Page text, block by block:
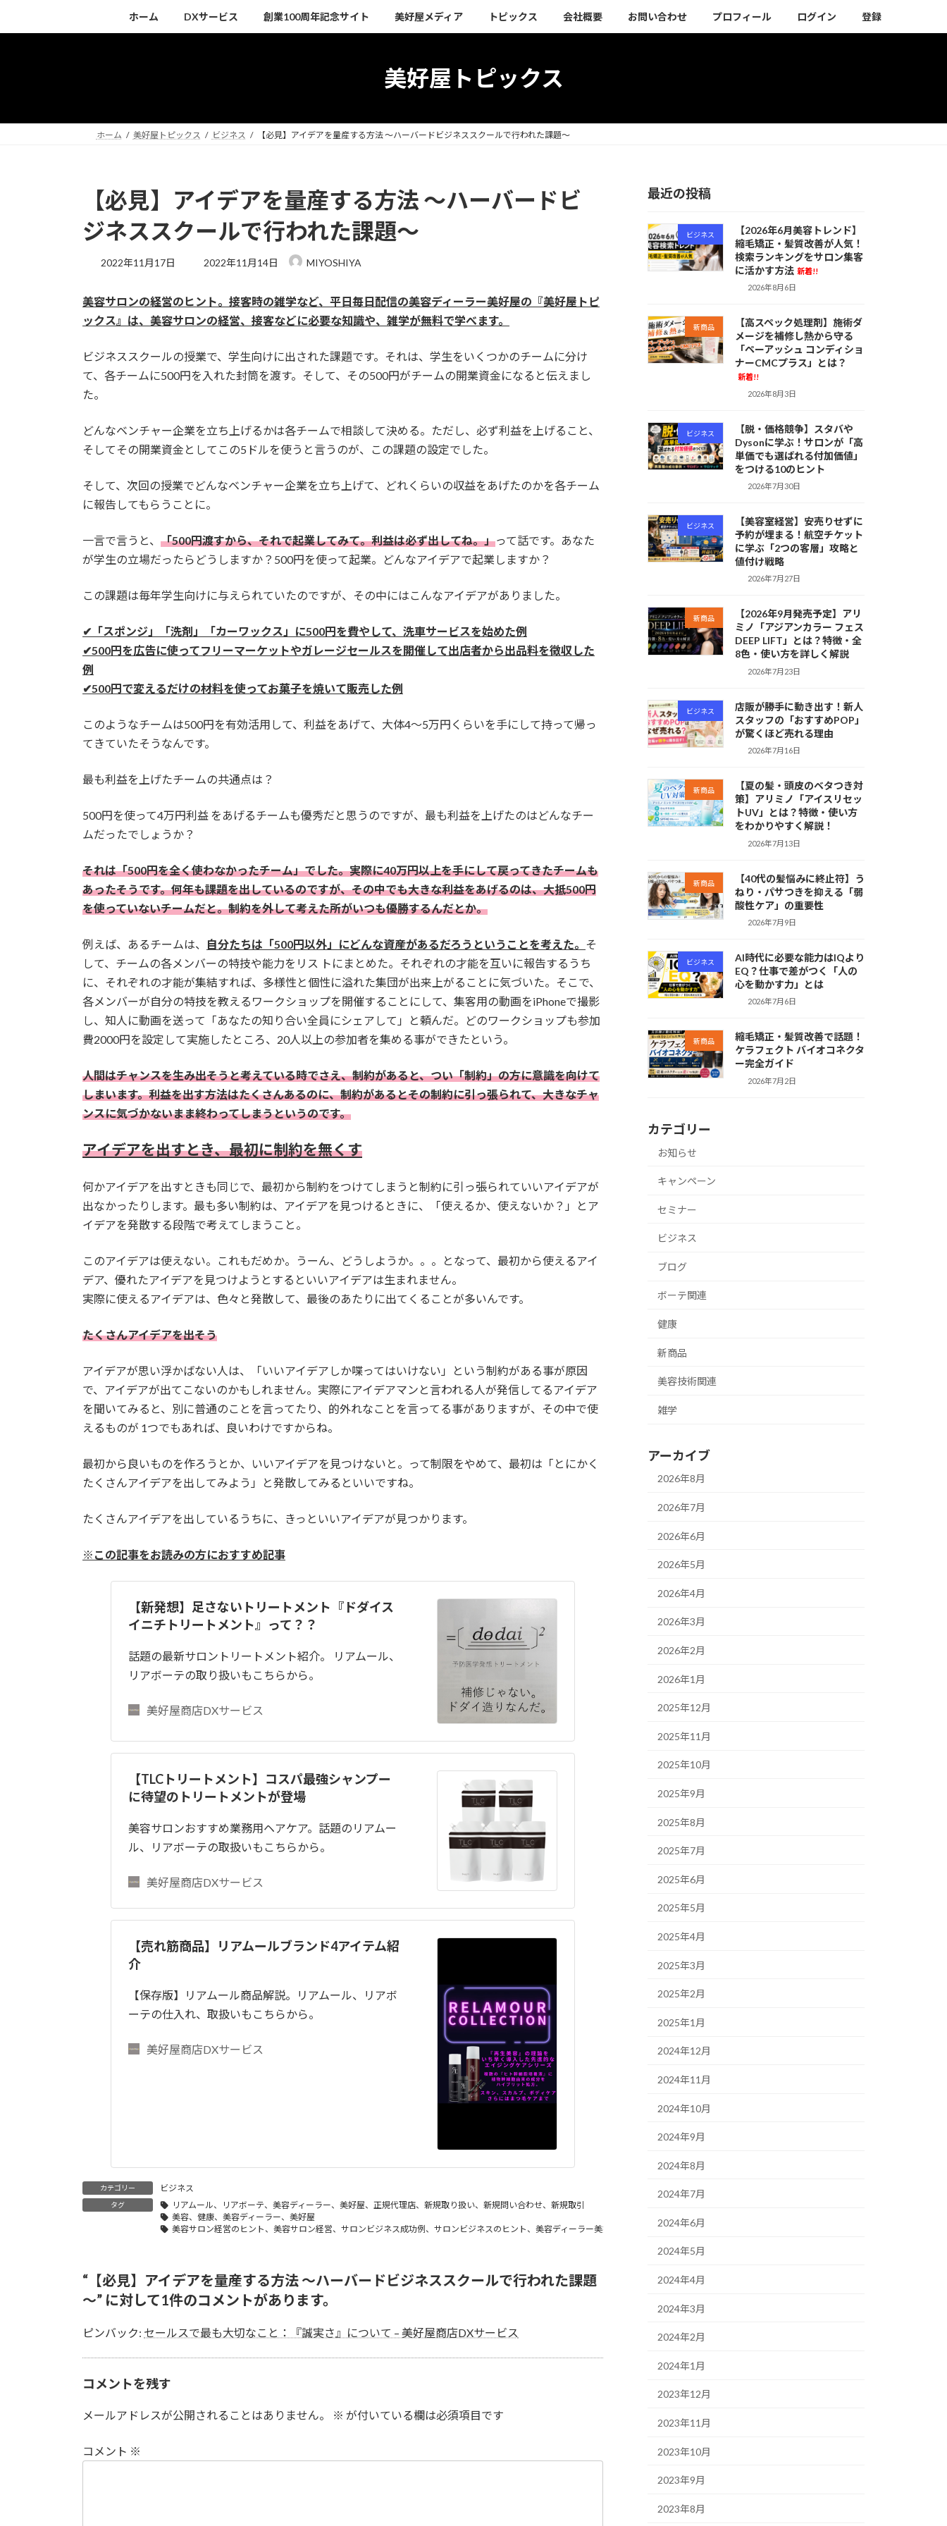
キ
に
ホーム DXサービス 創業100周年記念サイト 美好屋メディア トピックス 会社概要 お問い合わせ プロフィール ログイン 登録
美好屋トピックス
ホーム 美好屋トピックス ビジネス 【必見】アイデアを量産する方法 ～ハーバードビジネススクールで行われた課題～
【必見】アイデアを量産する方法 ～ハーバードビ
ジネススクールで行われた課題～
2022年11月17日
最
新
日
時
2022年11月14日 MIYOSHIYA
美容サロンの経営のヒント。接客時の雑学など、平日毎日配信の美容ディーラー美好屋の『美好屋トピ
ックス』は、美容サロンの経営、接客などに必要な知識や、雑学が無料で学べます。
ビジネススクールの授業で、学生向けに出された課題です。それは、学生をいくつかのチームに分け
て、各チームに500円を入れた封筒を渡す。そして、その500円がチームの開業資金になると伝えまし
た。
どんなベンチャー企業を立ち上げるかは各チームで相談して決める。ただし、必ず利益を上げること、
そしてその開業資金としてこの5ドルを使うと言うのが、この課題の設定でした。
そして、次回の授業でどんなベンチャー企業を立ち上げて、どれくらいの収益をあげたのかを各チーム
に報告してもらうことに。
一言で言うと、 「500円渡すから、それで起業してみて。利益は必ず出してね。」って話です。あなた
が学生の立場だったらどうしますか？500円を使って起業。どんなアイデアで起業しますか？
この課題は毎年学生向けに与えられていたのですが、その中にはこんなアイデアがありました。
✔「スポンジ」「洗剤」「カーワックス」に500円を費やして、洗車サービスを始めた例
✔500円を広告に使ってフリーマーケットやガレージセールスを開催して出店者から出品料を徴収した
例
✔500円で変えるだけの材料を使ってお菓子を焼いて販売した例
このようなチームは500円を有効活用して、利益をあげて、大体4〜5万円くらいを手にして持って帰っ
てきていたそうなんです。
最も利益を上げたチームの共通点は？
500円を使って4万円利益 をあげるチームも優秀だと思うのですが、最も利益を上げたのはどんなチー
ムだったでしょうか？
それは「500円を全く使わなかったチーム」でした。実際に40万円以上を手にして戻ってきたチームも
あったそうです。何年も課題を出しているのですが、その中でも大きな利益をあげるのは、大抵500円
を使っていないチームだと。制約を外して考えた所がいつも優勝するんだとか。
例えば、あるチームは、 自分たちは「500円以外」にどんな資産があるだろうということを考えた。
そ
して、チームの各メンバーの特技や能力をリス トにまとめた。それぞれの才能を互いに報告するうち
に、それぞれの才能が集結すれば、多様性と個性に溢れた集団が出来上がることに気づいた。そこで、
各メンバーが自分の特技を教えるワークショップを開催することにして、集客用の動画をiPhoneで撮影
し、知人に動画を送って「あなたの知り合い全員にシェアして」と頼んだ。どのワークショップも参加
費2000円を設定して実施したところ、20人以上の参加者を集める事ができたという。
人間はチャンスを生み出そうと考えている時でさえ、制約があると、つい「制約」の方に意識を向けて
しまいます。利益を出す方法はたくさんあるのに、制約があるとその制約に引っ張られて、大きなチャ
ンスに気づかないまま終わってしまうというのです。
アイデアを出すとき、最初に制約を無くす
何かアイデアを出すときも同じで、最初から制約をつけてしまうと制約に引っ張られていいアイデアが
出なかったりします。最も多い制約は、アイデアを見つけるときに、「使えるか、使えないか？」とア
イデアを発散する段階で考えてしまうこと。
このアイデアは使えない。これもだめか。うーん、どうしようか。。。となって、最初から使えるアイ
デア、優れたアイデアを見つけようとするといいアイデアは生まれません。
実際に使えるアイデアは、色々と発散して、最後のあたりに出てくることが多いんです。
たくさんアイデアを出そう
アイデアが思い浮かばない人は、「いいアイデアしか喋ってはいけない」という制約がある事が原因
で、アイデアが出てこないのかもしれません。実際にアイデアマンと言われる人が発信してるアイデア
を聞いてみると、別に普通のことを言ってたり、的外れなことを言ってる事がありますが、その中で使
えるものが 1つでもあれば、良いわけですからね。
最初から良いものを作ろうとか、いいアイデアを見つけないと。って制限をやめて、最初は「とにかく
たくさんアイデアを出してみよう」と発散してみるといいですね。
たくさんアイデアを出しているうちに、きっといいアイデアが見つかります。
※この記事をお読みの方におすすめ記事
【新発想】足さないトリートメント『ドダイス
イニチトリートメント』って？？
話題の最新サロントリートメント紹介。 リアムール、
リアボーテの取り扱いもこちらから。
美好屋商店DXサービス
【TLCトリートメント】コスパ最強シャンプー
に待望のトリートメントが登場
美容サロンおすすめ業務用ヘアケア。話題のリアムー
ル、リアボーテの取扱いもこちらから。
美好屋商店DXサービス
【売れ筋商品】リアムールブランド4アイテム紹
介
【保存版】リアムール商品解説。リアムール、リアボ
ーテの仕入れ、取扱いもこちらから。
美好屋商店DXサービス
カテゴリー ビジネス
タグ
リアムール、リアボーテ、美容ディーラー、美好屋、正規代理店、新規取り扱い、新規問い合わせ、新規取引
美容、健康、美容ディーラー、美好屋
美容サロン経営のヒント、美容サロン経営、サロンビジネス成功例、サロンビジネスのヒント、美容ディーラー美好屋、
“ 【必見】アイデアを量産する方法 ～ハーバードビジネススクールで行われた課題
～” に対して1件のコメントがあります。
ピンバック: セールスで最も大切なこと：『誠実さ』について – 美好屋商店DXサービス
コメントを残す
メールアドレスが公開されることはありません。 ※ が付いている欄は必須項目です
コメント ※
最近の投稿
ビジネス
【2026年6月美容トレンド】
縮毛矯正・髪質改善が人気！
検索ランキングをサロン集客
に活かす方法 新着!!
2026年8月6日
新商品
【高スペック処理剤】施術ダ
メージを補修し熱から守る
「ペーアッシュ コンディショ
ナーCMCプラス」とは？
新着!!
2026年8月3日
ビジネス
【脱・価格競争】スタバや
Dysonに学ぶ！サロンが「高
単価でも選ばれる付加価値」
をつける10のヒント
2026年7月30日
ビジネス
【美容室経営】安売りせずに
予約が埋まる！航空チケット
に学ぶ「2つの客層」攻略と
値付け戦略
2026年7月27日
新商品
【2026年9月発売予定】アリ
ミノ「アジアンカラー フェス
DEEP LIFT」とは？特徴・全
8色・使い方を詳しく解説
2026年7月23日
ビジネス
店販が勝手に動き出す！新人
スタッフの「おすすめPOP」
が驚くほど売れる理由
2026年7月16日
新商品
【夏の髪・頭皮のベタつき対
策】アリミノ「アイスリセッ
トUV」とは？特徴・使い方
をわかりやすく解説！
2026年7月13日
新商品
【40代の髪悩みに終止符】う
ねり・パサつきを抑える「弱
酸性ケア」の重要性
2026年7月9日
ビジネス
AI時代に必要な能力はIQより
EQ？仕事で差がつく「人の
心を動かす力」とは
2026年7月6日
新商品
縮毛矯正・髪質改善で話題！
ケラフェクト バイオコネクタ
ー完全ガイド
2026年7月2日
カテゴリー
お知らせ
キャンペーン
セミナー
ビジネス
ブログ
ボーテ関連
健康
新商品
美容技術関連
雑学
アーカイブ
2026年8月
2026年7月
2026年6月
2026年5月
2026年4月
2026年3月
2026年2月
2026年1月
2025年12月
2025年11月
2025年10月
2025年9月
2025年8月
2025年7月
2025年6月
2025年5月
2025年4月
2025年3月
2025年2月
2025年1月
2024年12月
2024年11月
2024年10月
2024年9月
2024年8月
2024年7月
2024年6月
2024年5月
2024年4月
2024年3月
2024年2月
2024年1月
2023年12月
2023年11月
2023年10月
2023年9月
2023年8月